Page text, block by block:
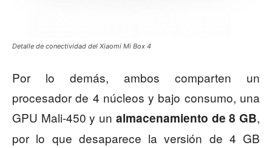
Detalle de conectividad del Xiaomi Mi Box 4
Por lo demás, ambos comparten un
procesador de 4 núcleos y bajo consumo, una
GPU Mali-450 y un almacenamiento de 8 GB,
por lo que desaparece la versión de 4 GB